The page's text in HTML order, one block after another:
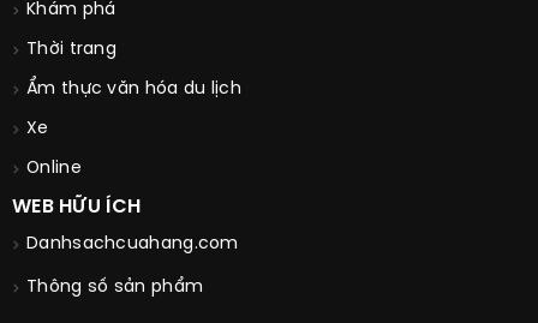
Khám phá
Thời trang
Ẩm thực văn hóa du lịch
Xe
Online
WEB HỮU ÍCH
Danhsachcuahang.com
Thông số sản phẩm